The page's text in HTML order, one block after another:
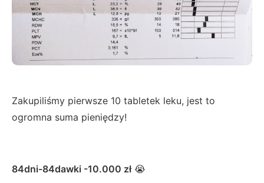
Zakupiliśmy pierwsze 10 tabletek leku, jest to
ogromna suma pieniędzy!
84dni-84dawki -10.000 zł😭